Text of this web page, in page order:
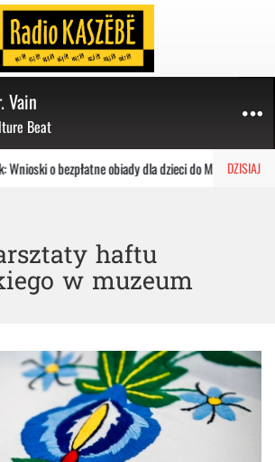
Vain
Beat
DZISIAJ
Wnioski o bezpłatne obiady dla dzieci do MOPR
haftu
w muzeum